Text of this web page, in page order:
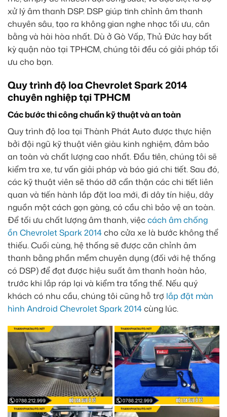
xử lý âm thanh DSP. DSP giúp tinh chỉnh âm thanh
chuyên sâu, tạo ra không gian nghe nhạc tối ưu, cân
bằng và hài hòa nhất. Dù ở Gò Vấp, Thủ Đức hay bất
kỳ quận nào tại TPHCM, chúng tôi đều có giải pháp tối
ưu cho bạn.
Quy trình độ loa Chevrolet Spark 2014
chuyên nghiệp tại TPHCM
Các bước thi công chuẩn kỹ thuật và an toàn
Quy trình độ loa tại Thành Phát Auto được thực hiện
bởi đội ngũ kỹ thuật viên giàu kinh nghiệm, đảm bảo
an toàn và chất lượng cao nhất. Đầu tiên, chúng tôi sẽ
kiểm tra xe, tư vấn giải pháp và báo giá chi tiết. Sau đó,
các kỹ thuật viên sẽ tháo dỡ cẩn thận các chi tiết liên
quan và tiến hành lắp đặt loa mới, đi dây tín hiệu, dây
nguồn một cách gọn gàng, có cầu chì bảo vệ an toàn.
Để tối ưu chất lượng âm thanh, việccách âm chống
ồn Chevrolet Spark 2014cho cửa xe là bước không thể
thiếu. Cuối cùng, hệ thống sẽ được căn chỉnh âm
thanh bằng phần mềm chuyên dụng (đối với hệ thống
có DSP) để đạt được hiệu suất âm thanh hoàn hảo,
trước khi lắp ráp lại và kiểm tra tổng thể. Nếu quý
khách có nhu cầu, chúng tôi cũng hỗ trợ lắp đặt màn
hình Android Chevrolet Spark 2014cùng lúc.